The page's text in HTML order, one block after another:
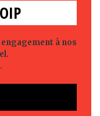
à nos